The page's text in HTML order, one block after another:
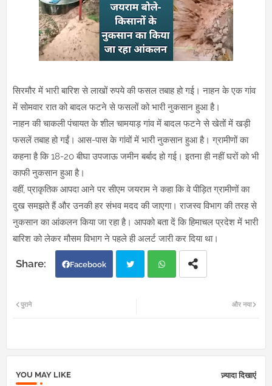
सिरमौर में भारी बारिश से लाखों रुपये की फसल तबाह हो गई। नाहन के एक गांव
में सोमवार रात को बादल फटने से फसलों को भारी नुकसान हुआ है।
नाहन की चाकली पंचायत के शील चामयाड़ गांव में बादल फटने से खेतों में खड़ी
फसलें तबाह हो गईं। आस-पास के गांवों में भारी नुकसान हुआ है। ग्रामीणों का
कहना है कि 18-20 बीघा उपजाऊ जमीन बर्बाद हो गई। इतना ही नहीं घरों को भी
काफी नुकसान हुआ है।
वहीं, प्राकृतिक आपदा आने पर सीएम जयराम ने कहा कि वे पीड़ित ग्रामीणों का
दुख समझते हैं और उनकी हर संभव मदद की जाएगा। राजस्व विभाग की तरह से
नुकसान का आंकलन किया जा रहा है। आपको बता दें कि हिमाचल प्रदेश में भारी
बारिश को लेकर मौसम विभाग ने पहले ही अलर्ट जारी कर दिया था।
Facebook
pp
और नया
पुराने
YOU MAY LIKE ज़्यादा दिखाएं